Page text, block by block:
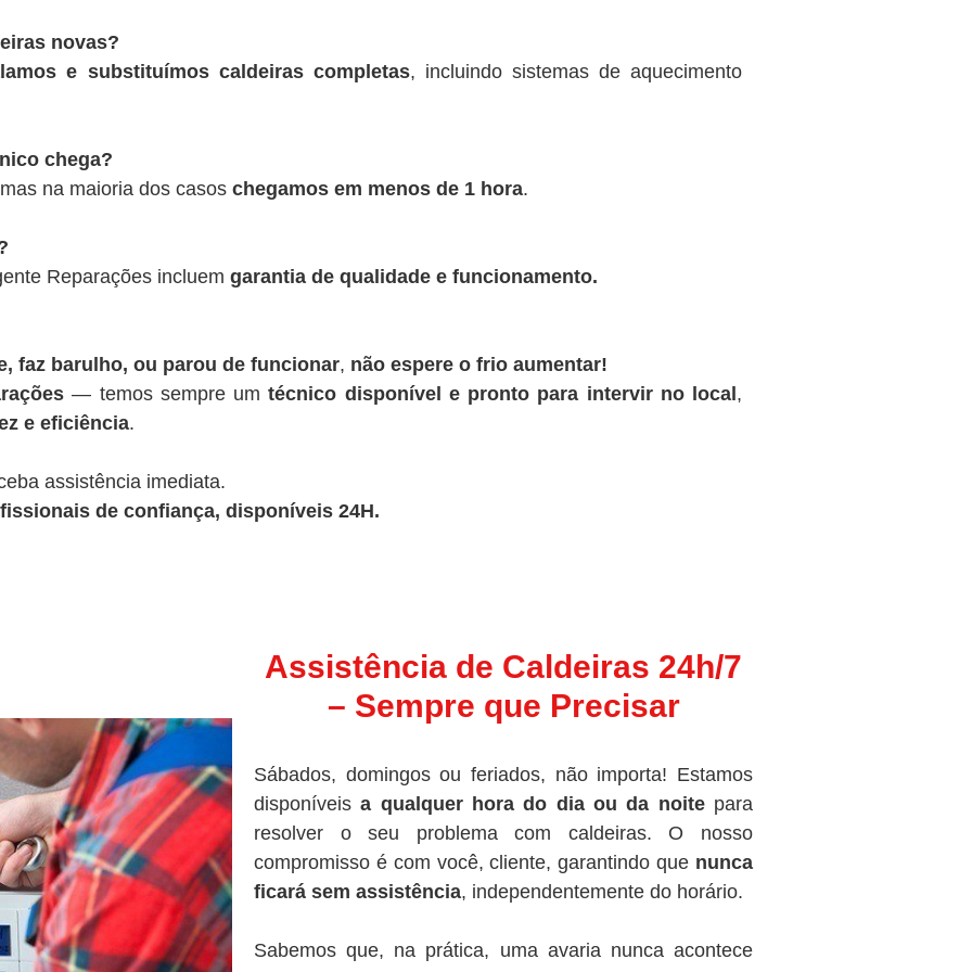
novas?
e substituímos caldeiras completas, incluindo sistemas de aquecimento
chega?
na maioria dos casos chegamos em menos de 1 hora.
Reparações incluem garantia de qualidade e funcionamento.
faz barulho, ou parou de funcionar, não espere o frio aumentar!
— temos sempre umtécnico disponível e pronto para intervir no local ,
e eficiência.
assistência imediata.
de confiança, disponíveis 24H.
Assistência de Caldeiras 24h/7
– Sempre que Precisar
Sábados, domingos ou feriados, não importa! Estamos
disponíveisa qualquer hora do dia ou da noitepara
resolver o seu problema com caldeiras. O nosso
compromisso é com você, cliente, garantindo que nunca
ficará sem assistência, independentemente do horário.
Sabemos que, na prática, uma avaria nunca acontece